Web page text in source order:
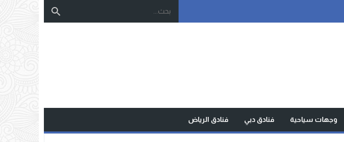
وجهات سياحية فنادق دبي فنادق الرياض